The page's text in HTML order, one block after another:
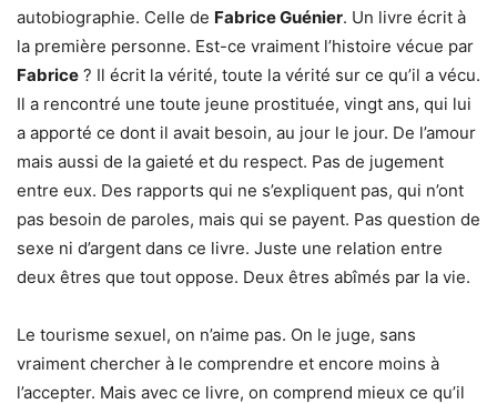
autobiographie. Celle de Fabrice Guénier. Un livre écrit à
la première personne. Est-ce vraiment l’histoire vécue par
Fabrice ? Il écrit la vérité, toute la vérité sur ce qu’il a vécu.
Il a rencontré une toute jeune prostituée, vingt ans, qui lui
a apporté ce dont il avait besoin, au jour le jour. De l’amour
mais aussi de la gaieté et du respect. Pas de jugement
entre eux. Des rapports qui ne s’expliquent pas, qui n’ont
pas besoin de paroles, mais qui se payent. Pas question de
sexe ni d’argent dans ce livre. Juste une relation entre
deux êtres que tout oppose. Deux êtres abîmés par la vie.
Le tourisme sexuel, on n’aime pas. On le juge, sans
vraiment chercher à le comprendre et encore moins à
l’accepter. Mais avec ce livre, on comprend mieux ce qu’il